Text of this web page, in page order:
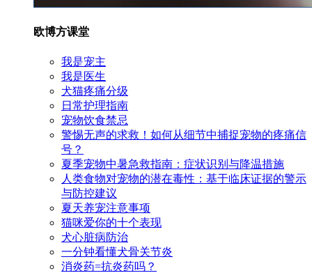
欧博方课堂
我是宠主
我是医生
犬猫疼痛分级
日常护理指南
宠物饮食禁忌
警惕无声的求救！如何从细节中捕捉宠物的疼痛信
号？
夏季宠物中暑急救指南：症状识别与降温措施
人类食物对宠物的潜在毒性：基于临床证据的警示
与防控建议
夏天养宠注意事项
猫咪爱你的十个表现
犬心脏病防治
一分钟看懂犬骨关节炎
消炎药=抗炎药吗？